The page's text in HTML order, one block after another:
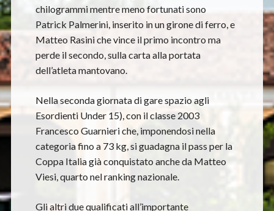
chilogrammi mentre meno fortunati sono
Patrick Palmerini, inserito in un girone di ferro, e
Matteo Rasini che vince il primo incontro ma
perde il secondo, sulla carta alla portata
dell’atleta mantovano.
Nella seconda giornata di gare spazio agli
Esordienti Under 15), con il classe 2003
Francesco Guarnieri che, imponendosi nella
categoria fino a 73 kg, si guadagna il pass per la
Coppa Italia già conquistato anche da Matteo
Viesi, quarto nel ranking nazionale.
Gli altri due qualificati all’importante